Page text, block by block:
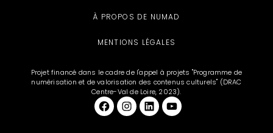
À PROPOS DE NUMAD
MENTIONS LÉGALES
Projet financé dans le cadre de l'appel à projets "Programme de
numérisation et de valorisation des contenus culturels" (DRAC
Centre-Val de Loire, 2023).
Facebook et aussi sur Instagram LinkedIn YouTube